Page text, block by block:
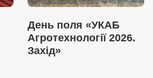
День поля «УКАБ
Агротехнології 2026.
Захід»